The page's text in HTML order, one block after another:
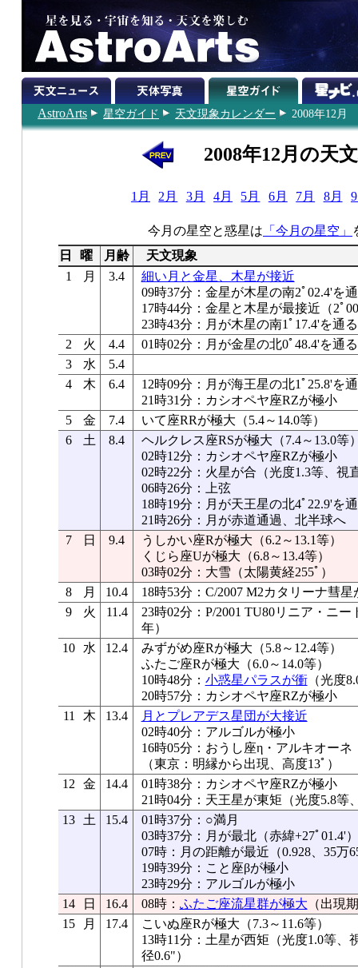
AstroArts 星空ガイド 天文現象カレンダー 2008年12月
2008年12月の天
1月 2月 3月 4月 5月 6月 7月 8月
今月の星空と惑星は 「今月の星空」
日
曜 月齢
天文現象
1
月 3.4
細い月と金星、木星が接近
09時37分：金星が木星の南2ﾟ02.4'を
17時44分：金星と木星が最接近（2ﾟ
23時43分：月が木星の南1ﾟ17.4'を通る
2
火 4.4
01時02分：月が金星の北0ﾟ48.4'を通
3
水
5.4
4
木 6.4
12時09分：月が海王星の北1ﾟ25.8'を
21時31分：カシオペヤ座RZが極小
5
金 7.4
いて座RRが極大（5.4～14.0等）
6
土 8.4
ヘルクレス座RSが極大（7.4～13.0等
02時12分：カシオペヤ座RZが極小
02時22分：火星が合（光度1.3等、視
06時26分：上弦
18時19分：月が天王星の北4ﾟ22.9'を
21時26分：月が赤道通過、北半球へ
7
日 9.4
うしかい座Rが極大（6.2～13.1等）
くじら座Uが極大（6.8～13.4等）
03時02分：大雪（太陽黄経255ﾟ）
8
月 10.4
18時53分：C/2007 M2カタリーナ彗
9
火 11.4
23時02分：P/2001 TU80リニア・ニ
年）
10
水 12.4
みずがめ座Rが極大（5.8～12.4等）
ふたご座Rが極大（6.0～14.0等）
10時48分： 小惑星パラスが衝（光度
20時57分：カシオペヤ座RZが極小
11
木 13.4
月とプレアデス星団が大接近
02時40分：アルゴルが極小
16時05分：おうし座η・アルキオー
（東京：明縁から出現、高度13ﾟ）
12
金 14.4
01時38分：カシオペヤ座RZが極小
21時04分：天王星が東矩（光度5.8等
13
土 15.4
01時37分：○満月
03時37分：月が最北（赤緯+27ﾟ01.4'）
07時：月の距離が最近（0.928、35万
19時39分：こと座βが極小
23時29分：アルゴルが極小
14
日 16.4 08時： ふたご座流星群が極大 （出現
15
月 17.4
こいぬ座Rが極大（7.3～11.6等）
13時11分：土星が西矩（光度1.0等、
径0.6"）